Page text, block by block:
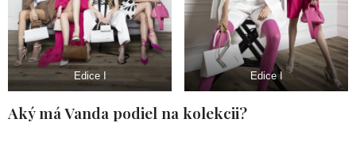
Edice I Edice I
Aký má Vanda podiel na kolekcii?